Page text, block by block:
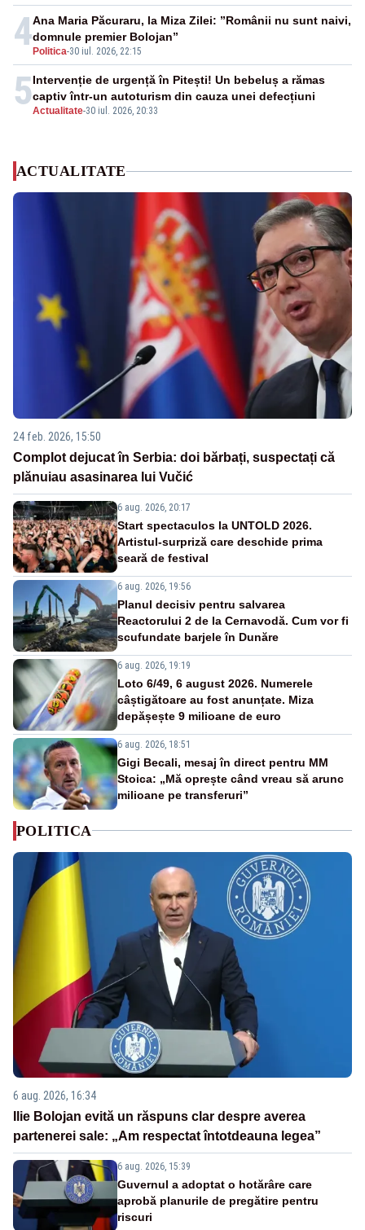
4 Politica-30 iul. 2026, 22:15
Ana Maria Păcuraru, la Miza Zilei: ”Românii nu sunt naivi,
domnule premier Bolojan”
5Actualitate-30 iul. 2026, 20:33
Intervenție de urgență în Pitești! Un bebeluș a rămas
captiv într-un autoturism din cauza unei defecțiuni
ACTUALITATE
24 feb. 2026, 15:50
Complot dejucat în Serbia: doi bărbați, suspectați că
plănuiau asasinarea lui Vučić
6 aug. 2026, 20:17
Start spectaculos la UNTOLD 2026.
Artistul-surpriză care deschide prima
seară de festival
6 aug. 2026, 19:56
Planul decisiv pentru salvarea
Reactorului 2 de la Cernavodă. Cum vor fi
scufundate barjele în Dunăre
6 aug. 2026, 19:19
Loto 6/49, 6 august 2026. Numerele
câștigătoare au fost anunțate. Miza
depășește 9 milioane de euro
6 aug. 2026, 18:51
Gigi Becali, mesaj în direct pentru MM
Stoica: „Mă oprește când vreau să arunc
milioane pe transferuri”
POLITICA
6 aug. 2026, 16:34
Ilie Bolojan evită un răspuns clar despre averea
partenerei sale: „Am respectat întotdeauna legea”
6 aug. 2026, 15:39
Guvernul a adoptat o hotărâre care
aprobă planurile de pregătire pentru
riscuri